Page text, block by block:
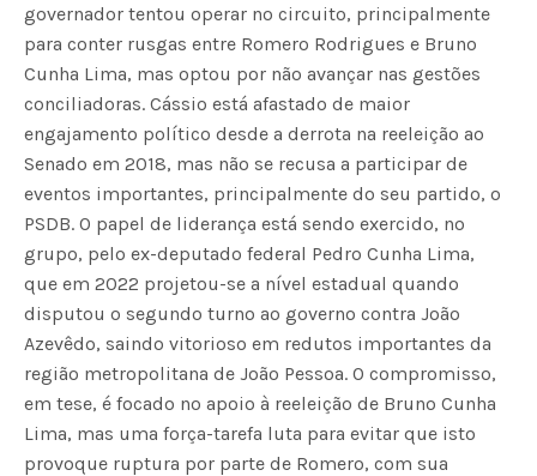
governador tentou operar no circuito, principalmente
para conter rusgas entre Romero Rodrigues e Bruno
Cunha Lima, mas optou por não avançar nas gestões
conciliadoras. Cássio está afastado de maior
engajamento político desde a derrota na reeleição ao
Senado em 2018, mas não se recusa a participar de
eventos importantes, principalmente do seu partido, o
PSDB. O papel de liderança está sendo exercido, no
grupo, pelo ex-deputado federal Pedro Cunha Lima,
que em 2022 projetou-se a nível estadual quando
disputou o segundo turno ao governo contra João
Azevêdo, saindo vitorioso em redutos importantes da
região metropolitana de João Pessoa. O compromisso,
em tese, é focado no apoio à reeleição de Bruno Cunha
Lima, mas uma força-tarefa luta para evitar que isto
provoque ruptura por parte de Romero, com sua